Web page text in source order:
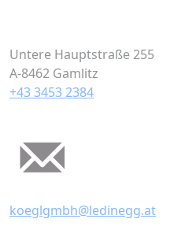
Untere Hauptstraße 255
A-8462 Gamlitz
+43 3453 2384
koeglgmbh@ledinegg.at